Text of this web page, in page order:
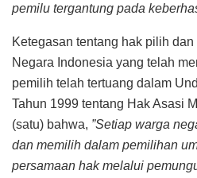
pemilu tergantung pada
Ketegasan tentang hak pilih
Negara Indonesia yang telah
pemilih telah tertuang dalam
Tahun 1999 tentang Hak Asasi
(satu) bahwa, ”Setiap warga
dan memilih dalam pemilihan
persamaan hak melalui